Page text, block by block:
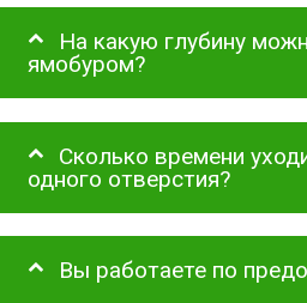
На какую глубину
ямобуром?
Сколько времени
одного отверстия?
Вы работаете по